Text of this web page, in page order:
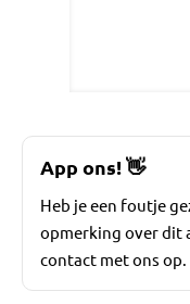
App ons!👋
Heb je een foutje
opmerking over dit
contact met ons op.